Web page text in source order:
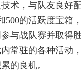
术，与队友良好
500的活跃度宝箱
与战队赛并取得
常驻的各种活动
的良机。